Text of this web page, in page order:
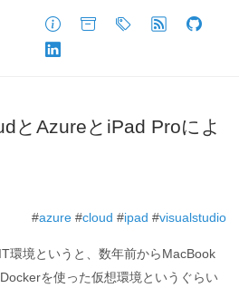
AboutArchiveTags Feed
GitHub
LinkedIn
とAzureとiPad Proによ
#azure #cloud #ipad #visualstudio
環境というと、数年前からMacBook
を使った仮想環境というぐらい